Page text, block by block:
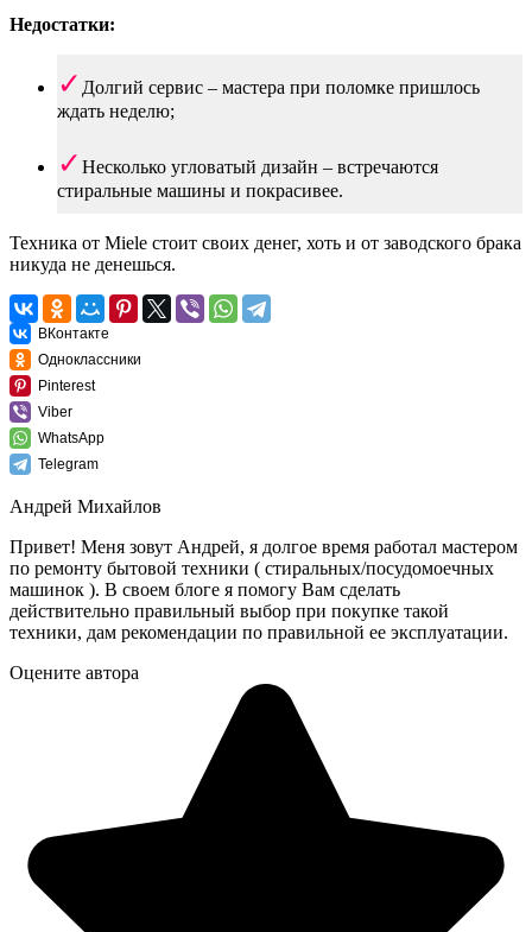
Недостатки:
Долгий сервис – мастера при поломке пришлось
ждать неделю;
Несколько угловатый дизайн – встречаются
стиральные машины и покрасивее.
Техника от Miele стоит своих денег, хоть и от заводского брака
никуда не денешься.
ВКонтакте
Одноклассники
Pinterest
Viber
WhatsApp
Telegram
Андрей Михайлов
Привет! Меня зовут Андрей, я долгое время работал мастером
по ремонту бытовой техники ( стиральных/посудомоечных
машинок ). В своем блоге я помогу Вам сделать
действительно правильный выбор при покупке такой
техники, дам рекомендации по правильной ее эксплуатации.
Оцените автора